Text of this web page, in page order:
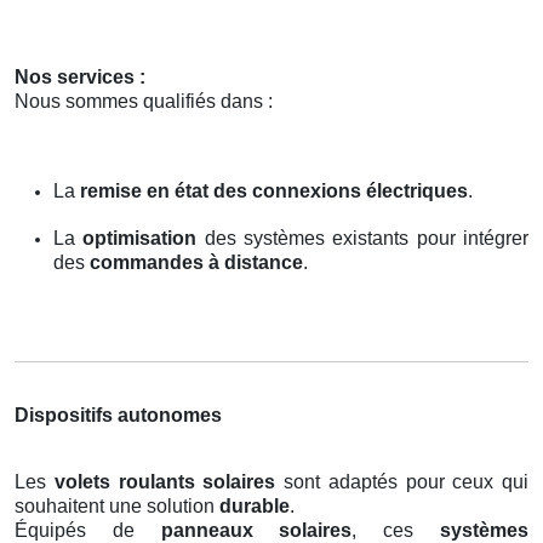
Nos services :
Nous sommes qualifiés dans :
La remise en état des connexions électriques.
Laoptimisation des systèmes existants pour intégrer
des commandes à distance.
Dispositifs autonomes
Les volets roulants solaires sont adaptés pour ceux qui
souhaitent une solution durable.
Équipés de panneaux solaires, cessystèmes